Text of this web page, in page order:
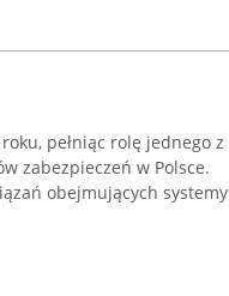
pełniąc rolę jednego z
zabezpieczeń w Polsce.
obejmujących systemy